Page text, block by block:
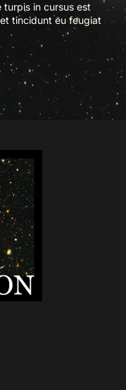
in cursus est
tincidunt eu feugiat